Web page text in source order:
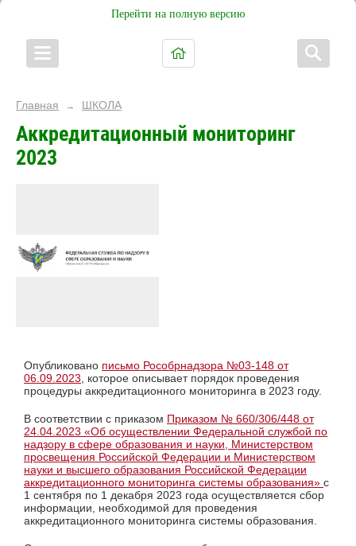
Перейти на полную версию
Главная → ШКОЛА
Аккредитационный мониторинг
2023
Опубликовано письмо Рособрнадзора №03-148 от
06.09.2023, которое описывает порядок проведения
процедуры аккредитационного мониторинга в 2023 году.
В соответствии с приказом Приказом № 660/306/448 от
24.04.2023 «Об осуществлении Федеральной службой по
надзору в сфере образования и науки, Министерством
просвещения Российской Федерации и Министерством
науки и высшего образования Российской Федерации
аккредитационного мониторинга системы образования» с
1 сентября по 1 декабря 2023 года осуществляется сбор
информации, необходимой для проведения
аккредитационного мониторинга системы образования.